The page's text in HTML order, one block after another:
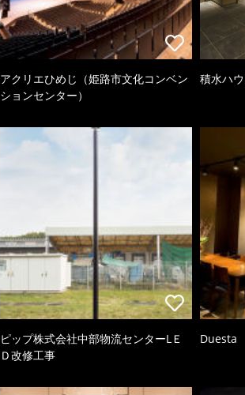
アクリエひめじ（姫路市文化コンベン
ションセンター）
積水ハ
ピップ株式会社中部物流センターLＥ
Ｄ改修工事
Duesta